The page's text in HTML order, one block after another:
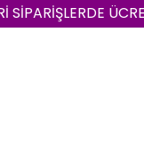
ÜCRETSİZ